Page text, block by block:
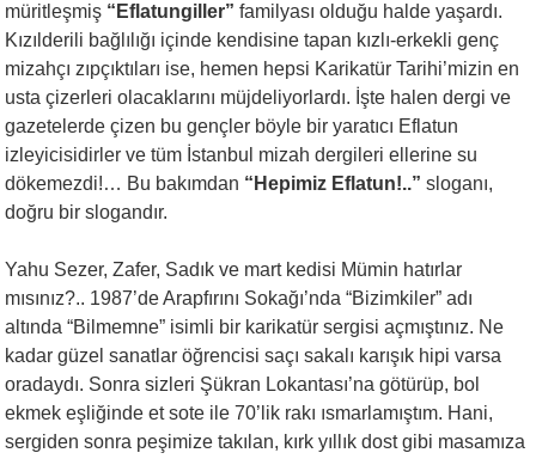
müritleşmiş “Eflatungiller” familyası olduğu halde yaşardı.
Kızılderili bağlılığı içinde kendisine tapan kızlı-erkekli genç
mizahçı zıpçıktıları ise, hemen hepsi Karikatür Tarihi’mizin en
usta çizerleri olacaklarını müjdeliyorlardı. İşte halen dergi ve
gazetelerde çizen bu gençler böyle bir yaratıcı Eflatun
izleyicisidirler ve tüm İstanbul mizah dergileri ellerine su
dökemezdi!… Bu bakımdan “Hepimiz Eflatun!..” sloganı,
doğru bir slogandır.
Yahu Sezer, Zafer, Sadık ve mart kedisi Mümin hatırlar
mısınız?.. 1987’de Arapfırını Sokağı’nda “Bizimkiler” adı
altında “Bilmemne” isimli bir karikatür sergisi açmıştınız. Ne
kadar güzel sanatlar öğrencisi saçı sakalı karışık hipi varsa
oradaydı. Sonra sizleri Şükran Lokantası’na götürüp, bol
ekmek eşliğinde et sote ile 70’lik rakı ısmarlamıştım. Hani,
sergiden sonra peşimize takılan, kırk yıllık dost gibi masamıza